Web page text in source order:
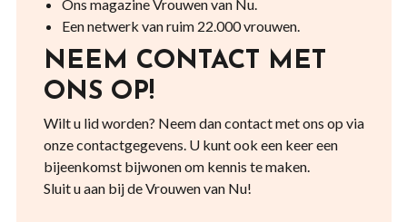
Ons magazine Vrouwen van Nu.
Een netwerk van ruim 22.000 vrouwen.
NEEM CONTACT MET
ONS OP!
Wilt u lid worden? Neem dan contact met ons op via
onze contactgegevens. U kunt ook een keer een
bijeenkomst bijwonen om kennis te maken.
Sluit u aan bij de Vrouwen van Nu!